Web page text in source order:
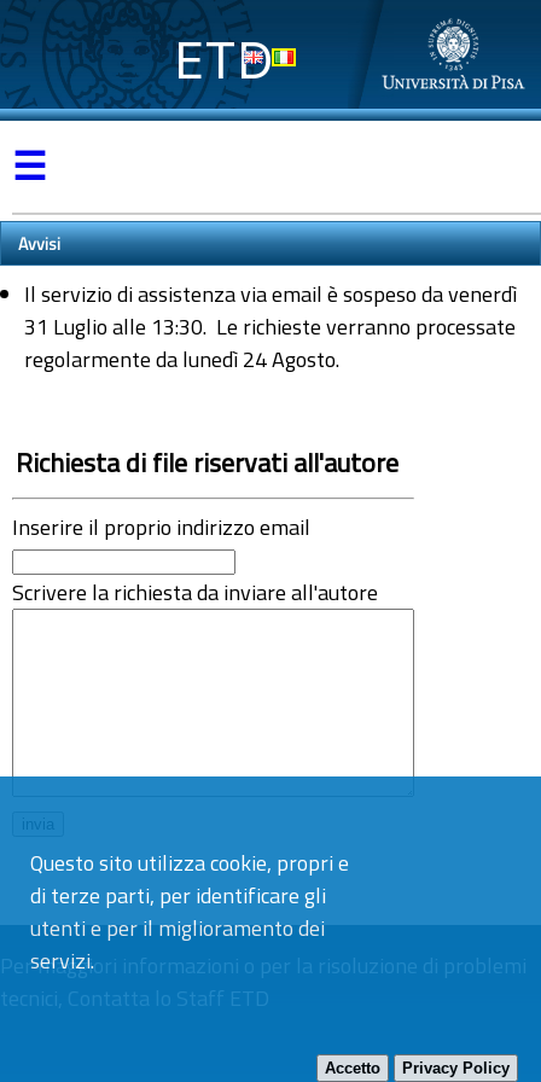
Questo sito utilizza cookie, propri e
di terze parti, per identificare gli
utenti e per il miglioramento dei
servizi.
Accetto Privacy Policy
ETD
☰
Avvisi
Il servizio di assistenza via email è sospeso da venerdì
31 Luglio alle 13:30. Le richieste verranno processate
regolarmente da lunedì 24 Agosto.
Richiesta di file riservati all'autore
Inserire il proprio indirizzo email
Scrivere la richiesta da inviare all'autore
Per maggiori informazioni o per la risoluzione di problemi
tecnici, Contatta lo Staff ETD